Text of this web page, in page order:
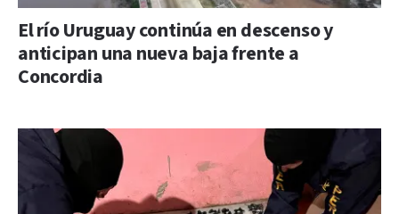
El río Uruguay continúa en descenso y
anticipan una nueva baja frente a
Concordia